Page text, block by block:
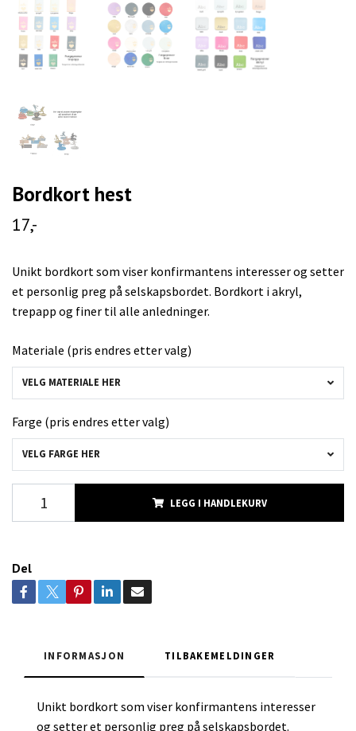
Bordkort hest
17,-
Unikt bordkort som viser konfirmantens interesser og setter
et personlig preg på selskapsbordet. Bordkort i akryl,
trepapp og finer til alle anledninger.
Materiale (pris endres etter valg)
VELG MATERIALE HER
Farge (pris endres etter valg)
VELG FARGE HER
LEGG I HANDLEKURV
Del
INFORMASJON TILBAKEMELDINGER
Unikt bordkort som viser konfirmantens interesser
og setter et personlig preg på selskapsbordet.